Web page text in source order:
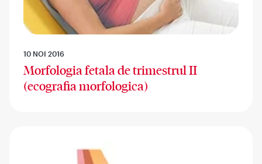
10 NOI 2016
Morfologia fetala de trimestrul II
(ecografia morfologica)